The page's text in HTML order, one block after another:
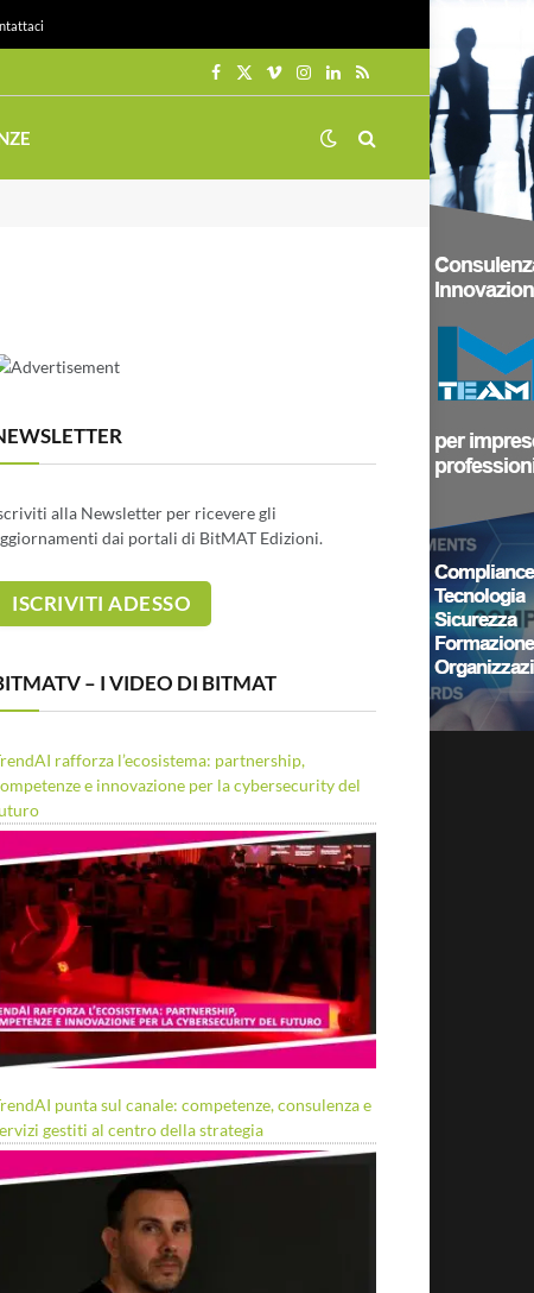
Facebook
X
VimeoInstagram
LinkedIn
RSS
alla Newsletter per ricevere gli
dai portali di BitMAT Edizioni.
– I VIDEO DI BITMAT
rafforza l’ecosistema: partnership,
e innovazione per la cybersecurity del
punta sul canale: competenze, consulenza e
gestiti al centro della strategia